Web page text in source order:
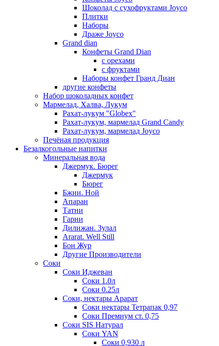
Шоколад с сухофруктами Joyco
Плитки
Наборы
Драже Joyco
Grand dian
Конфеты Grand Dian
с орехами
с фруктами
Наборы конфет Гранд Диан
другие конфеты
Набор шоколадных конфет
Мармелад, Халва, Лукум
Рахат-лукум "Globex"
Рахат-лукум, мармелад Grand Candy
Рахат-лукум, мармелад Joyco
Печёная продукция
Безалкогольные напитки
Минеральная вода
Джермук. Бюрег
Джермук
Бюрег
Бжни. Ной
Апаран
Татни
Гарни
Дилижан. Зулал
Ararat. Well Still
Бон Жур
Другие Производители
Соки
Соки Иджеван
Соки 1.0л
Соки 0.25л
Соки, нектары Арарат
Соки нектары Тетрапак 0,97
Соки Премиум ст. 0,75
Соки SIS Натурал
Соки YAN
Соки 0,930 л